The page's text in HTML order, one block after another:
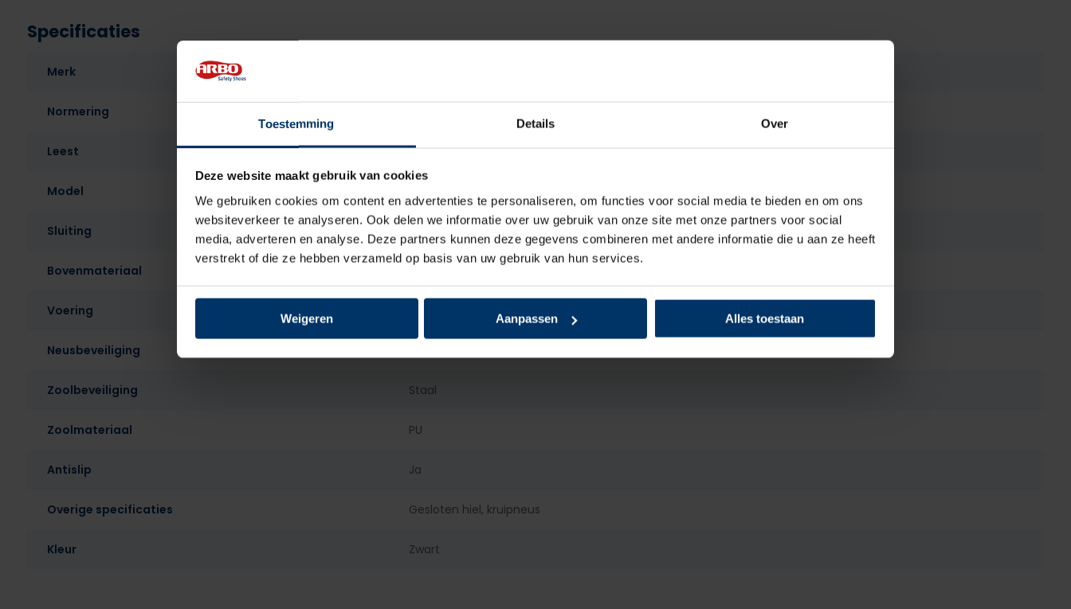
Toestemming Details Over
Deze website maakt gebruik van cookies
We gebruiken cookies om content en advertenties te personaliseren, om functies voor social media te bieden en om ons
websiteverkeer te analyseren. Ook delen we informatie over uw gebruik van onze site met onze partners voor social
media, adverteren en analyse. Deze partners kunnen deze gegevens combineren met andere informatie die u aan ze heeft
verstrekt of die ze hebben verzameld op basis van uw gebruik van hun services.
Weigeren Aanpassen Alles toestaan
Specificaties
Merk
Normering
Leest Dames, Heren
Model
Sluiting Geen
Bovenmateriaal
Voering
Neusbeveiliging
Zoolbeveiliging Staal
Zoolmateriaal PU
Antislip Ja
Overige specificaties Gesloten hiel, kruipneus
Kleur Zwart